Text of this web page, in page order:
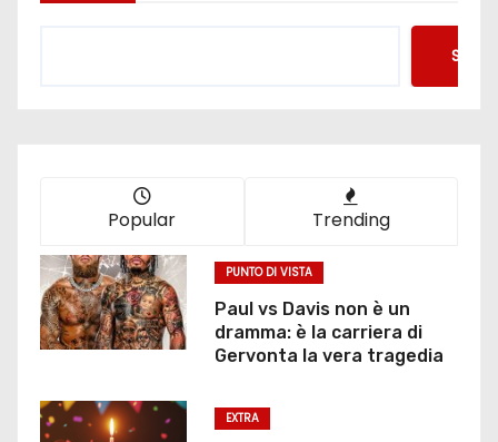
Popular Trending
PUNTO DI VISTA
Paul vs Davis non è un
dramma: è la carriera di
Gervonta la vera tragedia
EXTRA